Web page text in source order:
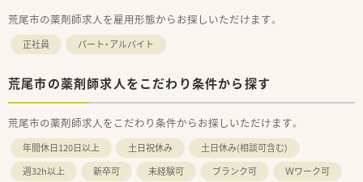
荒尾市の薬剤師求人を雇用形態からお探しいただけます。
正社員 パート・アルバイト
荒尾市の薬剤師求人をこだわり条件から探す
荒尾市の薬剤師求人をこだわり条件からお探しいただけます。
年間休日120日以上 土日祝休み
土日休み(相談可含む)
週32h以上
新卒可 未経験可 ブランク可
Ｗワーク可